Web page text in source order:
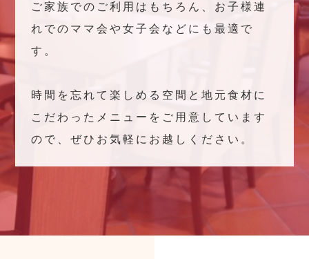
ご家族でのご利用はもちろん、お子様連
れでのママ会や女子会などにも最適で
す。
時間を忘れて楽しめる空間と地元食材に
こだわったメニューをご用意しています
ので、ぜひお気軽にお越しください。